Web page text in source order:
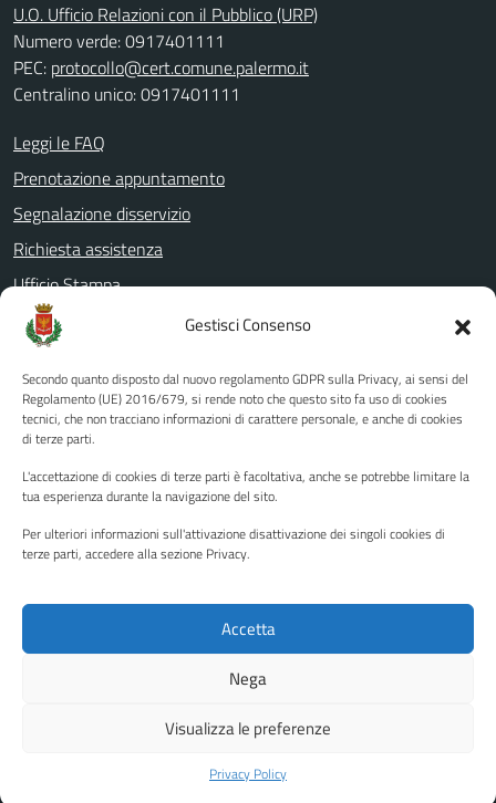
Gestisci Consenso
Secondo quanto disposto dal nuovo regolamento GDPR sulla Privacy, ai sensi del
Regolamento (UE) 2016/679, si rende noto che questo sito fa uso di cookies
tecnici, che non tracciano informazioni di carattere personale, e anche di cookies
di terze parti.
L'accettazione di cookies di terze parti è facoltativa, anche se potrebbe limitare la
tua esperienza durante la navigazione del sito.
Per ulteriori informazioni sull'attivazione disattivazione dei singoli cookies di
terze parti, accedere alla sezione Privacy.
Accetta
Nega
Visualizza le preferenze
Privacy Policy
U.O. Ufficio Relazioni con il Pubblico (URP)
Numero verde: 0917401111
PEC: protocollo@cert.comune.palermo.it
Centralino unico: 0917401111
Leggi le FAQ
Prenotazione appuntamento
Segnalazione disservizio
Richiesta assistenza
Ufficio Stampa
Amministrazione Trasparente
Albo pretorio
Informativa privacy
Note legali
Piano di miglioramento del sito
Instagram